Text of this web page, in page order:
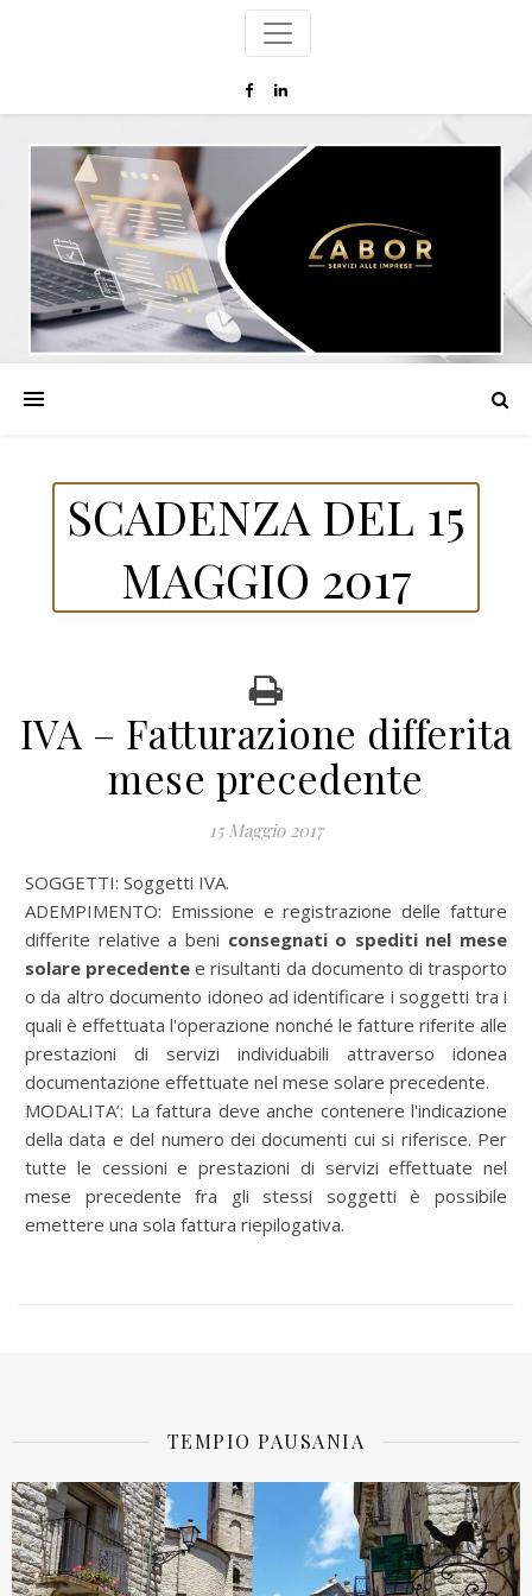
SCADENZA DEL 15
MAGGIO 2017
IVA – Fatturazione differita
mese precedente
15 Maggio 2017
SOGGETTI: Soggetti IVA.
ADEMPIMENTO: Emissione e registrazione delle fatture
differite relative a beni consegnati o spediti nel mese
solare precedente e risultanti da documento di trasporto
o da altro documento idoneo ad identificare i soggetti tra i
quali è effettuata l'operazione nonché le fatture riferite alle
prestazioni di servizi individuabili attraverso idonea
documentazione effettuate nel mese solare precedente.
MODALITA’: La fattura deve anche contenere l'indicazione
della data e del numero dei documenti cui si riferisce. Per
tutte le cessioni e prestazioni di servizi effettuate nel
mese precedente fra gli stessi soggetti è possibile
emettere una sola fattura riepilogativa.
TEMPIO PAUSANIA